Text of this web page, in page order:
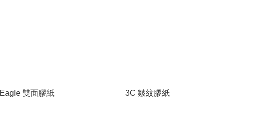
Eagle 雙面膠紙 3C 皺紋膠紙